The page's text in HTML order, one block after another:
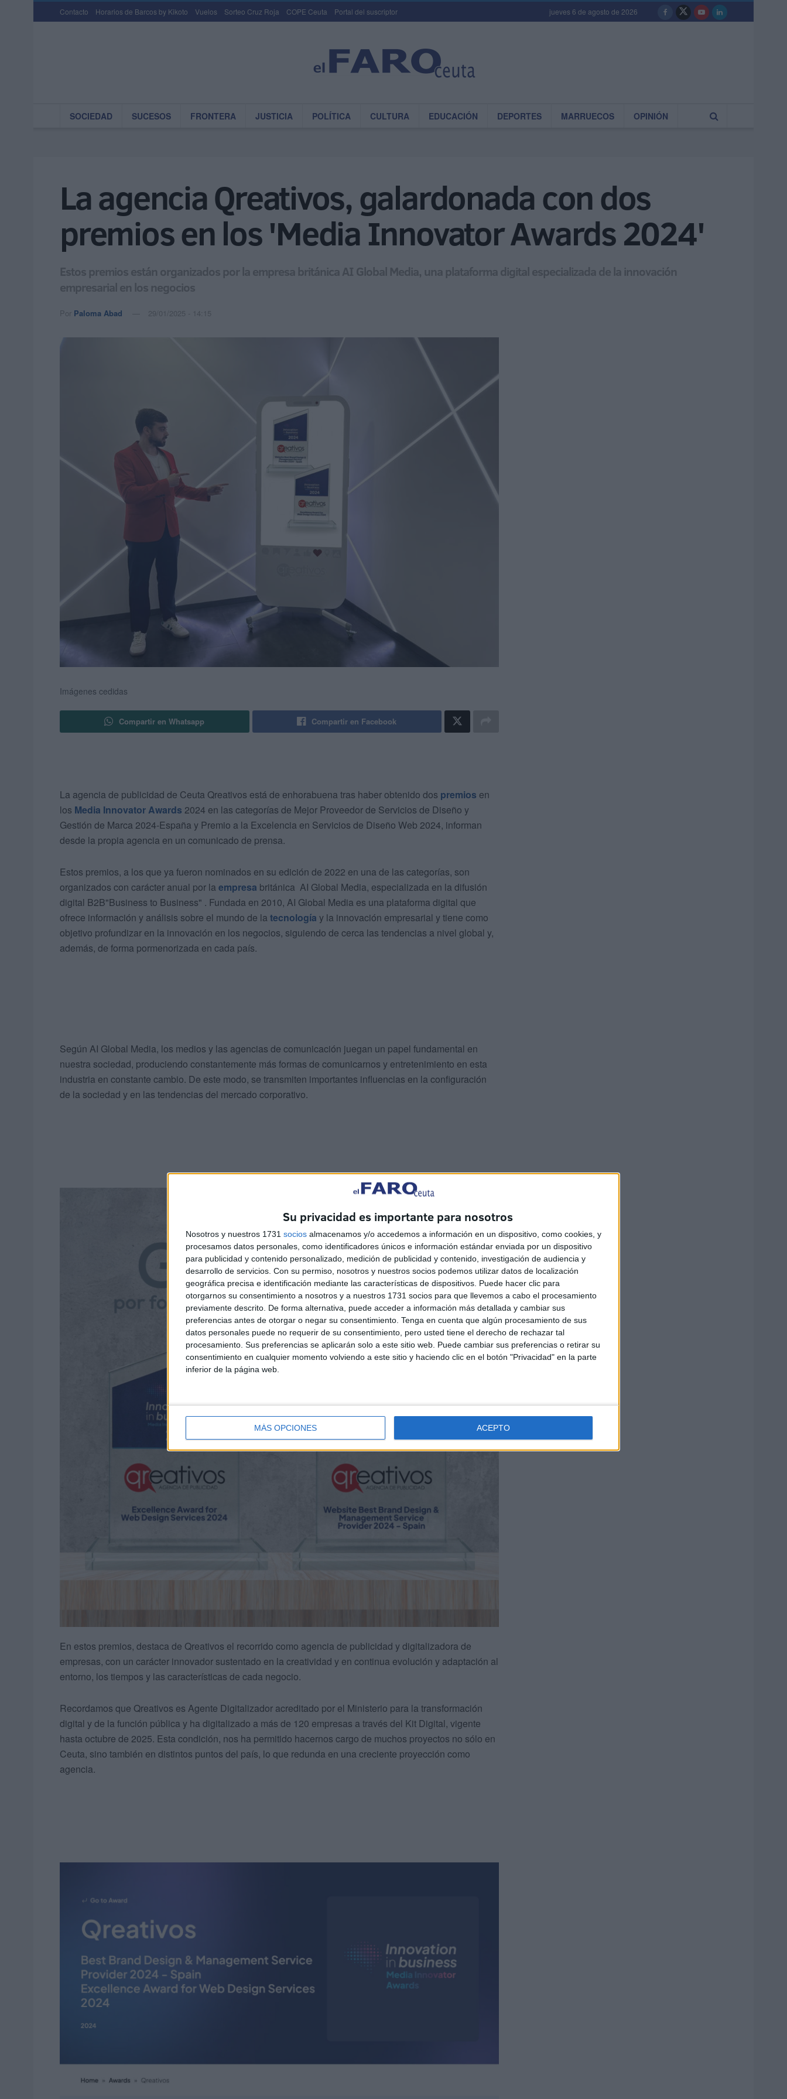
Su privacidad es importante para nosotros
Nosotros y nuestros 1731 socios almacenamos y/o accedemos a información en un dispositivo, como cookies, y
procesamos datos personales, como identificadores únicos e información estándar enviada por un dispositivo
para publicidad y contenido personalizado, medición de publicidad y contenido, investigación de audiencia y
desarrollo de servicios. Con su permiso, nosotros y nuestros socios podemos utilizar datos de localización
geográfica precisa e identificación mediante las características de dispositivos. Puede hacer clic para
otorgarnos su consentimiento a nosotros y a nuestros 1731 socios para que llevemos a cabo el procesamiento
previamente descrito. De forma alternativa, puede acceder a información más detallada y cambiar sus
preferencias antes de otorgar o negar su consentimiento. Tenga en cuenta que algún procesamiento de sus
datos personales puede no requerir de su consentimiento, pero usted tiene el derecho de rechazar tal
procesamiento. Sus preferencias se aplicarán solo a este sitio web. Puede cambiar sus preferencias o retirar su
consentimiento en cualquier momento volviendo a este sitio y haciendo clic en el botón "Privacidad" en la parte
inferior de la página web.
MÁS OPCIONES ACEPTO
Contacto Horarios de Barcos by Kikoto Vuelos Sorteo Cruz Roja COPE Ceuta Portal del suscriptor jueves 6 de agosto de 2026
SOCIEDAD SUCESOS FRONTERA JUSTICIA POLÍTICA CULTURA EDUCACIÓN DEPORTES MARRUECOS OPINIÓN
La agencia Qreativos, galardonada con dos
premios en los 'Media Innovator Awards 2024'
Estos premios están organizados por la empresa británica AI Global Media, una plataforma digital especializada de la innovación
empresarial en los negocios
Por Paloma Abad 29/01/2025 - 14:15
Imágenes cedidas
Compartir en Whatsapp Compartir en Facebook
La agencia de publicidad de Ceuta Qreativos está de enhorabuena tras haber obtenido dos premios en
los Media Innovator Awards 2024 en las categorías de Mejor Proveedor de Servicios de Diseño y
Gestión de Marca 2024-España y Premio a la Excelencia en Servicios de Diseño Web 2024, informan
desde la propia agencia en un comunicado de prensa.
Estos premios, a los que ya fueron nominados en su edición de 2022 en una de las categorías, son
organizados con carácter anual por la empresa británica AI Global Media, especializada en la difusión
digital B2B"Business to Business" . Fundada en 2010, AI Global Media es una plataforma digital que
ofrece información y análisis sobre el mundo de la tecnología y la innovación empresarial y tiene como
objetivo profundizar en la innovación en los negocios, siguiendo de cerca las tendencias a nivel global y,
además, de forma pormenorizada en cada país.
Según AI Global Media, los medios y las agencias de comunicación juegan un papel fundamental en
nuestra sociedad, produciendo constantemente más formas de comunicarnos y entretenimiento en esta
industria en constante cambio. De este modo, se transmiten importantes influencias en la configuración
de la sociedad y en las tendencias del mercado corporativo.
En estos premios, destaca de Qreativos el recorrido como agencia de publicidad y digitalizadora de
empresas, con un carácter innovador sustentado en la creatividad y en continua evolución y adaptación al
entorno, los tiempos y las características de cada negocio.
Recordamos que Qreativos es Agente Digitalizador acreditado por el Ministerio para la transformación
digital y de la función pública y ha digitalizado a más de 120 empresas a través del Kit Digital, vigente
hasta octubre de 2025. Esta condición, nos ha permitido hacernos cargo de muchos proyectos no sólo en
Ceuta, sino también en distintos puntos del país, lo que redunda en una creciente proyección como
agencia.